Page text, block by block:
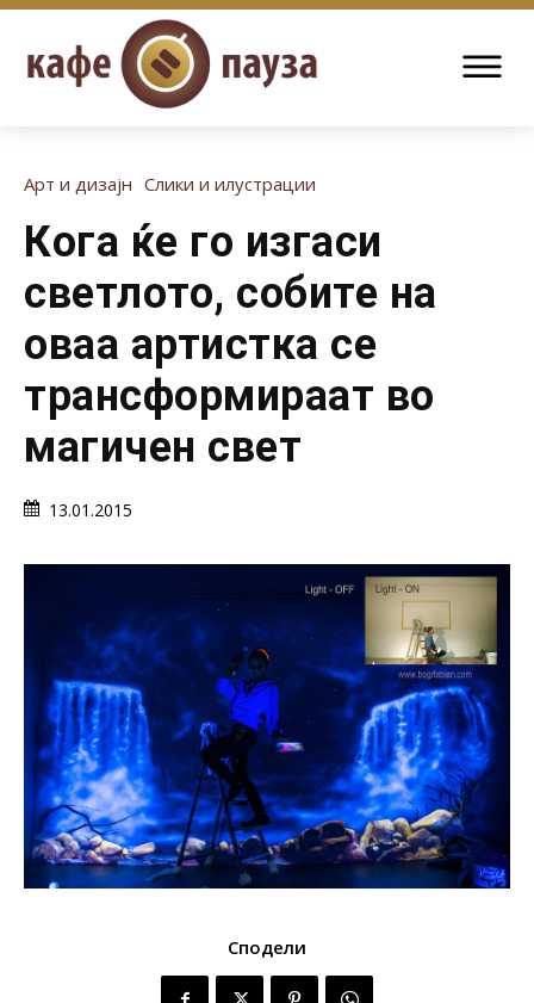
Арт и дизајн Слики и илустрации
Кога ќе го изгаси
светлото, собите на
оваа артистка се
трансформираат во
магичен свет
13.01.2015
Сподели